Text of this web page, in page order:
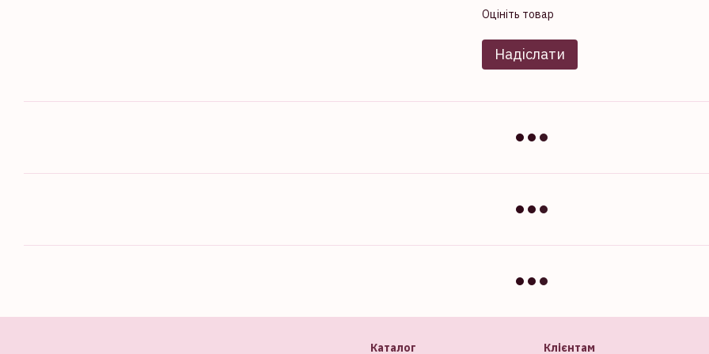
Оцініть товар
Надіслати
Каталог Клієнтам